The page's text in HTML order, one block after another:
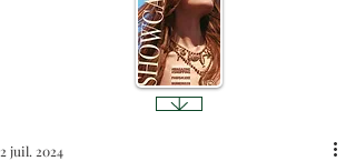
2 juil. 2024